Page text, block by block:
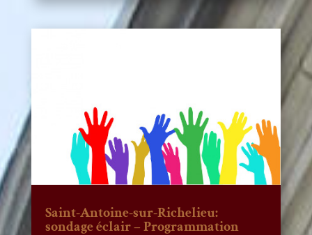
Saint-Antoine-sur-Richelieu:
sondage éclair – Programmation